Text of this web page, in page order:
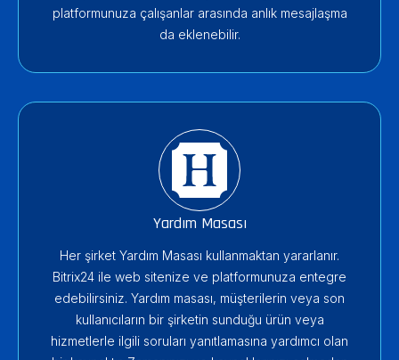
platformunuza çalışanlar arasında anlık mesajlaşma
da eklenebilir.
Yardım Masası
Her şirket Yardım Masası kullanmaktan yararlanır.
Bitrix24 ile web sitenize ve platformunuza entegre
edebilirsiniz. Yardım masası, müşterilerin veya son
kullanıcıların bir şirketin sunduğu ürün veya
hizmetlerle ilgili soruları yanıtlamasına yardımcı olan